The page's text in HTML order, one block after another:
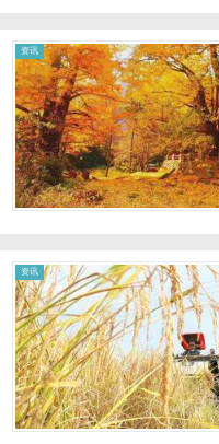
资讯
资讯